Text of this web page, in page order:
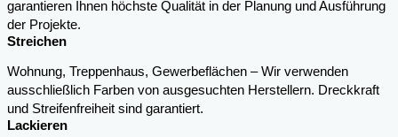
garantieren Ihnen höchste Qualität in der Planung und Ausführung
der Projekte.
Streichen
Wohnung, Treppenhaus, Gewerbeflächen – Wir verwenden
ausschließlich Farben von ausgesuchten Herstellern. Dreckkraft
und Streifenfreiheit sind garantiert.
Lackieren